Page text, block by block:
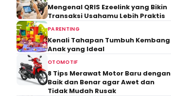
Mengenal QRIS Ezeelink yang Bikin
Transaksi Usahamu Lebih Praktis
PARENTING
Kenali Tahapan Tumbuh Kembang
Anak yang Ideal
OTOMOTIF
8 Tips Merawat Motor Baru dengan
Baik dan Benar agar Awet dan
Tidak Mudah Rusak